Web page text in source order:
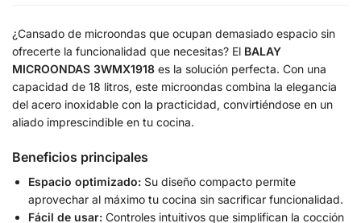
¿Cansado de microondas que ocupan demasiado espacio sin
ofrecerte la funcionalidad que necesitas? El BALAY
MICROONDAS 3WMX1918 es la solución perfecta. Con una
capacidad de 18 litros, este microondas combina la elegancia
del acero inoxidable con la practicidad, convirtiéndose en un
aliado imprescindible en tu cocina.
Beneficios principales
Espacio optimizado: Su diseño compacto permite
aprovechar al máximo tu cocina sin sacrificar funcionalidad.
Fácil de usar: Controles intuitivos que simplifican la cocción